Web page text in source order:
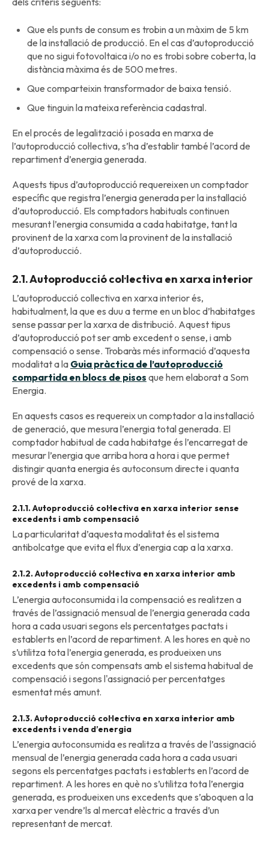
Que els punts de consum es trobin a un màxim de 5 km
de la installació de producció. En el cas d’autoproducció
que no sigui fotovoltaica i/o no es trobi sobre coberta, la
distància màxima és de 500 metres.
Que comparteixin transformador de baixa tensió.
Que tinguin la mateixa referència cadastral.
En el procés de legalització i posada en marxa de
l’autoproducció col·lectiva, s’ha d’establir també l’acord de
repartiment d’energia generada.
Aquests tipus d’autoproducció requereixen un comptador
específic que registra l’energia generada per la installació
d’autoproducció. Els comptadors habituals continuen
mesurant l’energia consumida a cada habitatge, tant la
provinent de la xarxa com la provinent de la installació
d’autoproducció.
2.1. Autoproducció col·lectiva en xarxa interior
L’autoproducció collectiva en xarxa interior és,
habitualment, la que es duu a terme en un bloc d’habitatges
sense passar per la xarxa de distribució. Aquest tipus
d’autoproducció pot ser amb excedent o sense, i amb
compensació o sense. Trobaràs més informació d’aquesta
modalitat a la Guia pràctica de l’autoproducció
compartida en blocs de pisos que hem elaborat a Som
Energia.
En aquests casos es requereix un comptador a la installació
de generació, que mesura l’energia total generada. El
comptador habitual de cada habitatge és l’encarregat de
mesurar l’energia que arriba hora a hora i que permet
distingir quanta energia és autoconsum directe i quanta
prové de la xarxa.
2.1.1. Autoproducció col·lectiva en xarxa interior sense
excedents i amb compensació
La particularitat d’aquesta modalitat és el sistema
antibolcatge que evita el flux d’energia cap a la xarxa.
2.1.2. Autoproducció col·lectiva en xarxa interior amb
excedents i amb compensació
L’energia autoconsumida i la compensació es realitzen a
través de l’assignació mensual de l’energia generada cada
hora a cada usuari segons els percentatges pactats i
establerts en l’acord de repartiment. A les hores en què no
s’utilitza tota l’energia generada, es produeixen uns
excedents que són compensats amb el sistema habitual de
compensació i segons l'assignació per percentatges
esmentat més amunt.
2.1.3. Autoproducció col·lectiva en xarxa interior amb
excedents i venda d’energia
L’energia autoconsumida es realitza a través de l’assignació
mensual de l’energia generada cada hora a cada usuari
segons els percentatges pactats i establerts en l’acord de
repartiment. A les hores en què no s’utilitza tota l’energia
generada, es produeixen uns excedents que s’aboquen a la
xarxa per vendre’ls al mercat elèctric a través d’un
representant de mercat.